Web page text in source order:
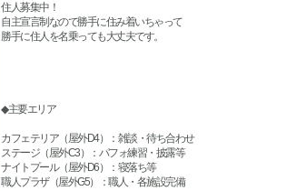
住人募集中！
自主宣言制なので勝手に住み着いちゃって
勝手に住人を名乗っても大丈夫です。
◆主要エリア
カフェテリア（屋外D4）：雑談・待ち合わせ
ステージ（屋外C3）：パフォ練習・披露等
ナイトプール（屋外D6）：寝落ち等
職人プラザ（屋外G5）：職人・各施設完備